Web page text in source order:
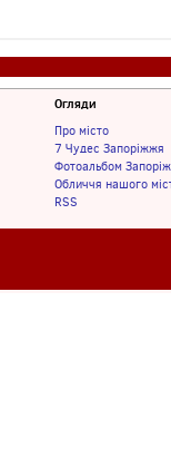
Огляди
Про місто
7 Чудес Запоріжжя
Фотоальбом
Обличчя нашого
RSS